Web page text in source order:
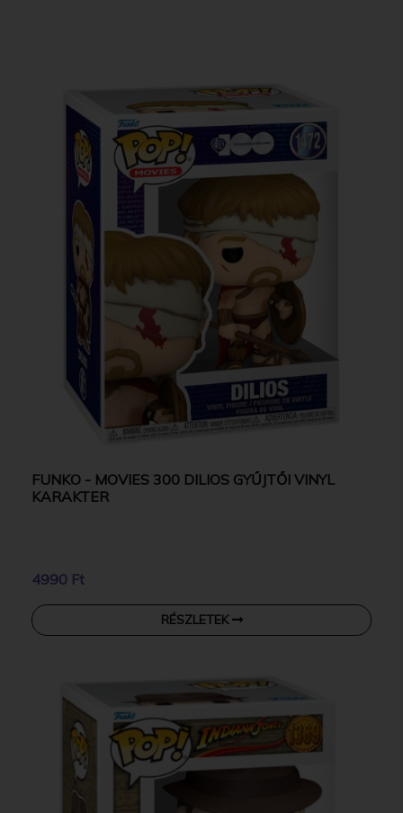
FUNKO - MOVIES 300 DILIOS GYŰJTŐI VINYL
KARAKTER
4990 Ft
RÉSZLETEK